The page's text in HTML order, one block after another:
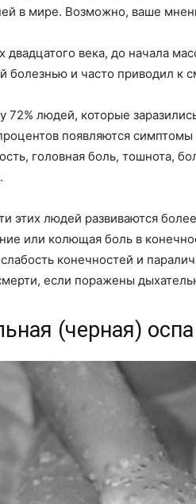
в мире. Возможно, ваше
двадцатого века, до начала
болезнью и часто приводил к
72% людей, которые
появляются
головная боль, тошнота,
этих людей развиваются
или колющая боль в
конечностей и
если поражены
(черная) оспа